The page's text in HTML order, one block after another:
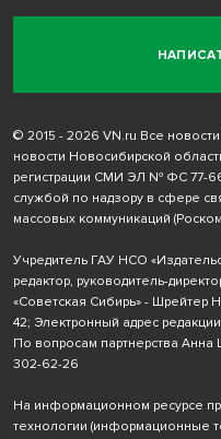
© 2015 - 2026 VN.ru Все
новости Новосибирской
регистрации СМИ ЭЛ № ФС 77-
службой по надзору в сфере
массовых коммуникаций
Учредитель ГАУ НСО
редактор, руководитель-
«Советская Сибирь» - Шрейтер
42; Электронный адрес редакции
По вопросам партнерства Анна
302-62-26
На информационном ресурсе
технологии (информационные